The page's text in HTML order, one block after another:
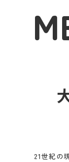
診療時間
■ 木曜日
吉武 和代 医
漆谷 壮真 医
診療時間
21世紀の